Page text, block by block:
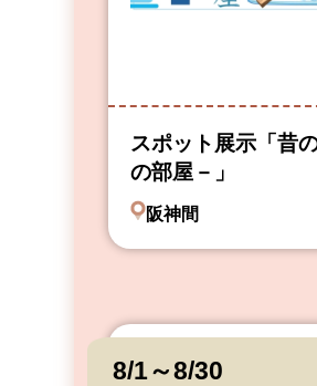
スポット展示「昔
の部屋－」
阪神間
8/1～8/30